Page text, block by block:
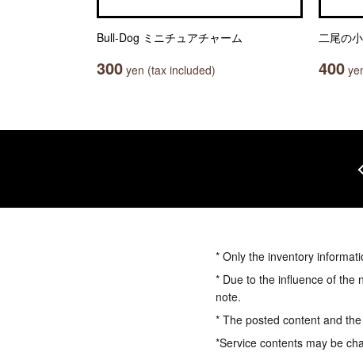
Bull-Dog ミニチュアチャーム
300 yen (tax included)
二尾の
400
* Only the inventory
* Due to the influence of the
note.
* The posted content and
*Service contents may be